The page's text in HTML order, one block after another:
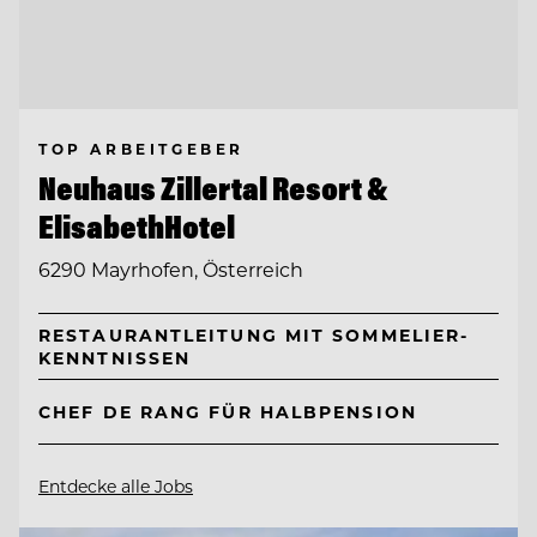
TOP ARBEITGEBER
Neuhaus Zillertal Resort &
ElisabethHotel
6290 Mayrhofen, Österreich
RESTAURANTLEITUNG MIT SOMMELIER-
KENNTNISSEN
CHEF DE RANG FÜR HALBPENSION
Entdecke alle Jobs